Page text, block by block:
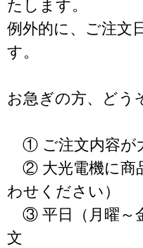
たします。
例外的に、ご注文
す。
お急ぎの方、どう
① ご注文内容が
② 大光電機に商
わせください）
③ 平日（月曜～
文